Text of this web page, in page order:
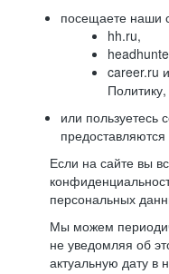
посещаете наши
hh.ru,
career.ru
Политику,
или пользуетесь
Если на сайте вы
персональных
Мы можем
не уведомляя об
актуальную дату в